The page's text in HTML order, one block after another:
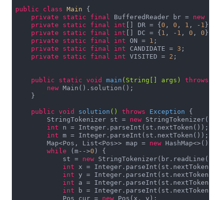
public class Main
{
private
static final BufferedReader br = new
private
static final int [] DR = {0 , 0 , 1 , - 1 };
private
static final int [] DC = {1 , - 1 , 0 , 0};
private
static final int ON = 1 ;
private
static final int CANDIDATE = 3 ;
private
static final int VISITED = 2 ;
public static void main (String[] args) throws
new Main().solution();
    }
public void solution () throws Exception {
        StringTokenizer st =
new
int n = Integer.parseInt(st.nextToken());
int m = Integer.parseInt(st.nextToken());
        Map<Pos, List<Pos>> map =
new HashMap<>();
while (m-->0 ) {
            st =
new StringTokenizer(br.readLine());
int x =
int y =
int a =
int b =
            Pos cur =
new Pos(x, y);